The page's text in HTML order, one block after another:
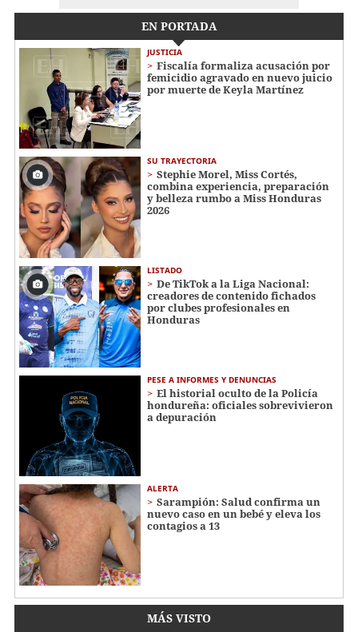
EN PORTADA
JUSTICIA
Fiscalía formaliza acusación por
femicidio agravado en nuevo juicio
por muerte de Keyla Martínez
SU TRAYECTORIA
Stephie Morel, Miss Cortés,
combina experiencia, preparación
y belleza rumbo a Miss Honduras
2026
LISTADO
De TikTok a la Liga Nacional:
creadores de contenido fichados
por clubes profesionales en
Honduras
PESE A INFORMES Y DENUNCIAS
El historial oculto de la Policía
hondureña: oficiales sobrevivieron
a depuración
ALERTA
Sarampión: Salud confirma un
nuevo caso en un bebé y eleva los
contagios a 13
MÁS VISTO